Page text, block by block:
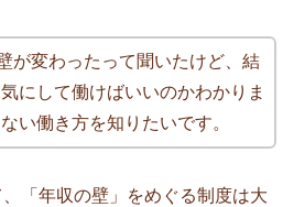
が変わったって聞いたけど、結
にして働けばいいのかわかりま
い働き方を知りたいです。
「年収の壁」をめぐる制度は大